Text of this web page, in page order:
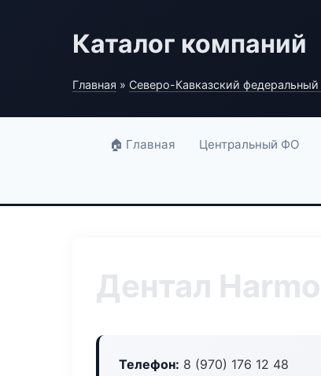
Каталог компаний
Главная » Северо-Кавказский федеральный
🏠 Главная Центральный ФО
Дентал
Телефон: 8 (970) 176 12 48